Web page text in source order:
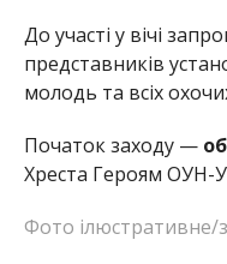
До участі у вічі
представників
молодь та всіх
Початок заходу —
Хреста Героям ОУН-
Фото ілюстративне/з